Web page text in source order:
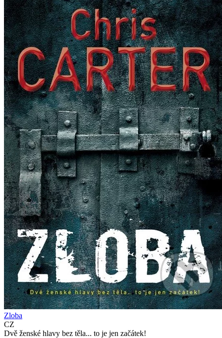
Zloba
CZ
Dvě ženské hlavy bez těla... to je jen začátek!